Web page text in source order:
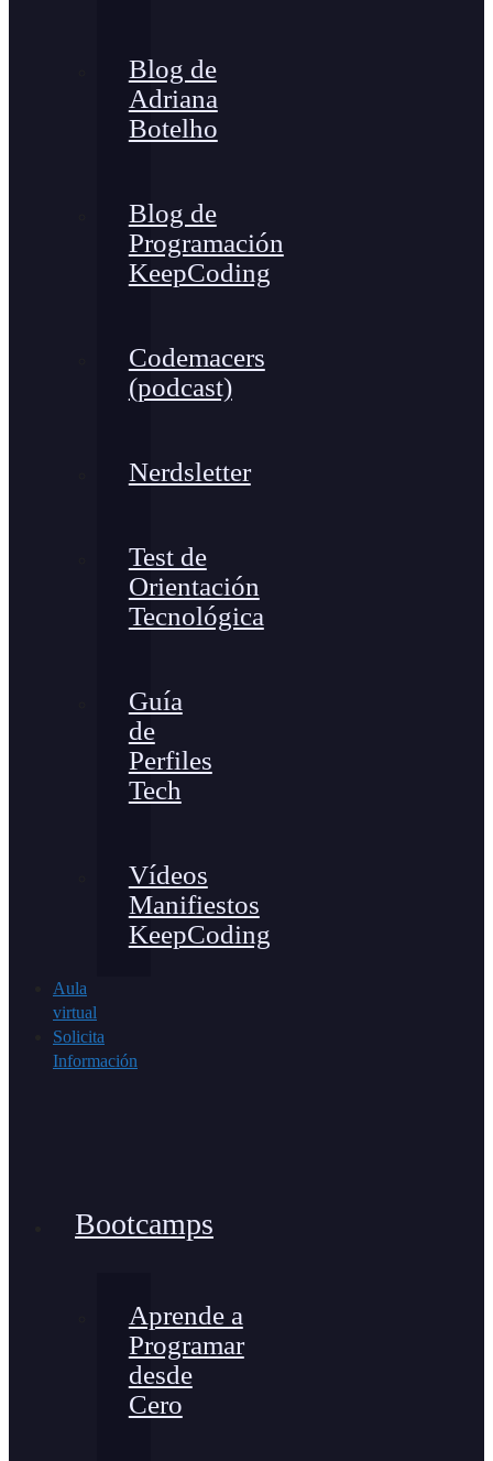
Blog de
Adriana
Botelho
Blog de
Programación
KeepCoding
Codemacers
(podcast)
Nerdsletter
Test de
Orientación
Tecnológica
Guía
de
Perfiles
Tech
Vídeos
Manifiestos
KeepCoding
Aula
virtual
Solicita
Información
Bootcamps
Aprende a
Programar
desde
Cero